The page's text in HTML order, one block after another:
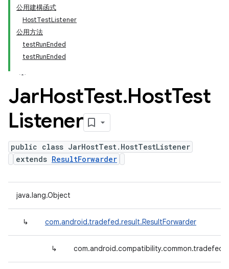
公用建構函式
HostTestListener
公用方法
testRunEnded
testRunEnded
JarHostTest.HostTest
Listener
public class JarHostTest.HostTestListener
extends ResultForwarder
java.lang.Object
↳ com.android.tradefed.result.ResultForwarder
↳